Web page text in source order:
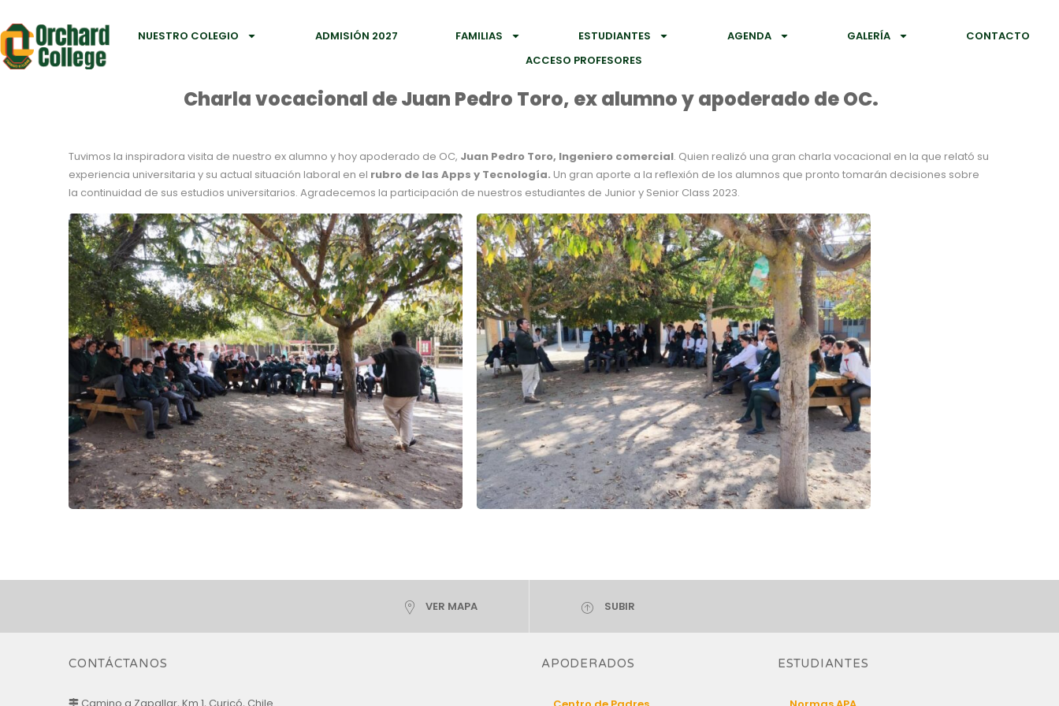
NUESTRO COLEGIO ADMISIÓN 2027 FAMILIAS ESTUDIANTES AGENDA GALERÍA
CONTACTO
ACCESO PROFESORES
Charla vocacional de Juan Pedro Toro, ex alumno y apoderado de OC.
Tuvimos la inspiradora visita de nuestro ex alumno y hoy apoderado de OC, Juan Pedro Toro, Ingeniero comercial. Quien realizó una gran charla vocacional en la que relató su
experiencia universitaria y su actual situación laboral en el rubro de las Apps y Tecnología. Un gran aporte a la reflexión de los alumnos que pronto tomarán decisiones sobre
la continuidad de sus estudios universitarios. Agradecemos la participación de nuestros estudiantes de Junior y Senior Class 2023.
VER MAPA SUBIR
CONTÁCTANOS APODERADOS ESTUDIANTES